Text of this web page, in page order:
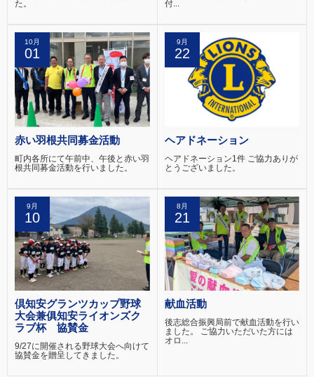
た。
付...
10月
01
赤い羽根共同募金活動
町内各所にて午前中、午後と赤い羽
根共同募金活動を行いました。
9月
22
ヘアドネーション
ヘアドネーション1件 ご協力ありが
とうございました。
9月
10
倶知安グランツカップ野球
大会兼俱知安ライオンズク
ラブ杯 協賛金
9/27に開催される野球大会へ向けて
協賛金を贈呈してきました。
8月
21
献血活動
後志総合振興局前で献血活動を行い
ました。 ご協力いただいた方には
オロ...